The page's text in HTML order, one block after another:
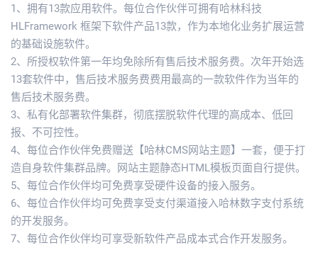
1、拥有13款应用软件。每位合作伙伴可拥有哈林科技
HLFramework 框架下软件产品13款，作为本地化业务扩展运营
的基础设施软件。
2、所授权软件第一年均免除所有售后技术服务费。次年开始选
13套软件中，售后技术服务费费用最高的一款软件作为当年的
售后技术服务费。
3、私有化部署软件集群，彻底摆脱软件代理的高成本、低回
报、不可控性。
4、每位合作伙伴免费赠送【哈林CMS网站主题】一套，便于打
造自身软件集群品牌。网站主题静态HTML模板页面自行提供。
5、每位合作伙伴均可免费享受硬件设备的接入服务。
6、每位合作伙伴均可免费享受支付渠道接入哈林数字支付系统
的开发服务。
7、每位合作伙伴均可享受新软件产品成本式合作开发服务。